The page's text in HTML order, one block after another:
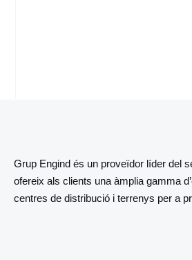
Grup Engind és un proveïdor líder del
ofereix als clients una àmplia gamma
centres de distribució i terrenys per a